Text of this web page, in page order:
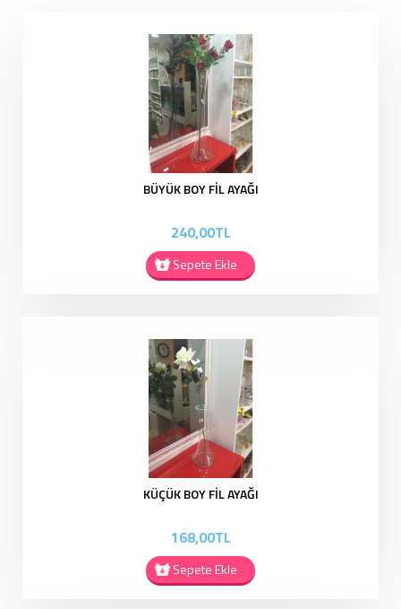
BÜYÜK BOY FİL AYAĞI
240,00TL
Sepete Ekle
KÜÇÜK BOY FİL AYAĞI
168,00TL
Sepete Ekle